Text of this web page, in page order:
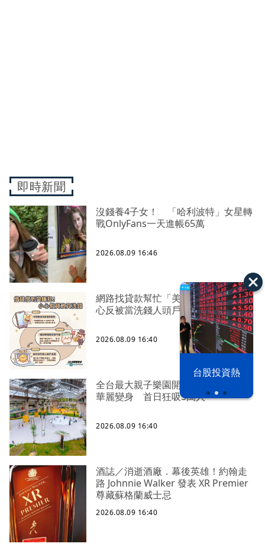
台股投資熱
即時新聞
沒錢養4子女！ 「哈利波特」女星轉
戰OnlyFans一天進帳65萬
2026.08.09 16:46
網路找貸款幫忙「美化帳戶」 警籲小
心反被當洗錢人頭戶
2026.08.09 16:40
全台最大親子樂園開幕！高雄舊機廠
華麗變身 首日狂吸3萬人
2026.08.09 16:40
酒誌／消逝酒廠．幕後英雄！約翰走
路 Johnnie Walker 發表 XR Premier
尊藏蘇格蘭威士忌
2026.08.09 16:40